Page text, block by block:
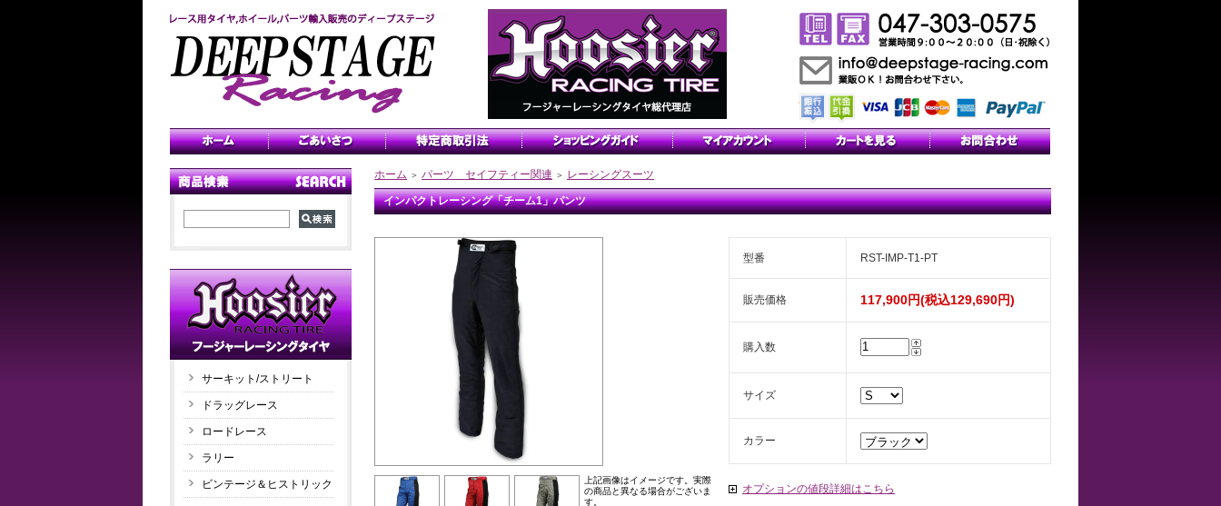
サーキット/ストリート
ドラッグレース
ロードレース
ラリー
ビンテージ＆ヒストリック
ホーム ＞ パーツ セイフティー関連 ＞ レーシングスーツ
インパクトレーシング「チーム1」パンツ
上記画像はイメージです。実際
の商品と異なる場合がございま
す。
型番 RST-IMP-T1-PT
販売価格 117,900円(税込129,690円)
購入数
サイズ
カラー
オプションの値段詳細はこちら